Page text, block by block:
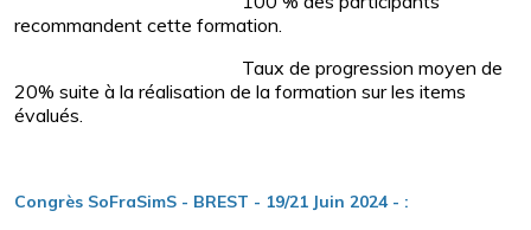
recommandent cette formation.
Taux de progression moyen de
20% suite à la réalisation de la formation sur les items
évalués.
Congrès SoFraSimS - BREST - 19/21 Juin 2024 - :